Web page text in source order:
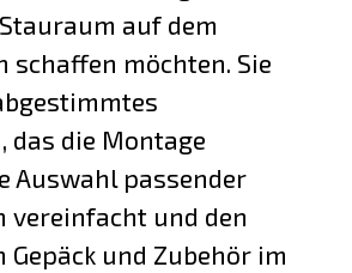
auf dem
schaffen möchten. Sie
das die Montage
Auswahl passender
vereinfacht und den
und Zubehör im